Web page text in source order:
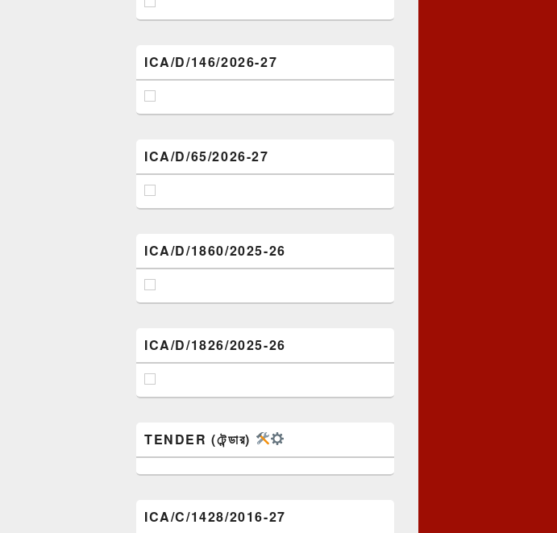
ICA/D/146/2026-27
ICA/D/65/2026-27
ICA/D/1860/2025-26
ICA/D/1826/2025-26
TENDER (টেন্ডার)
ICA/C/1428/2016-27